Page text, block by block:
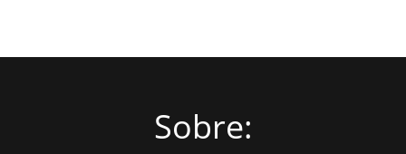
Sobre: